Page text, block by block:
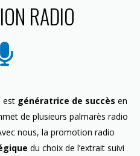
RADIO
est génératrice de succès en
de plusieurs palmarès radio
nous, la promotion radio
du choix de l’extrait suivi